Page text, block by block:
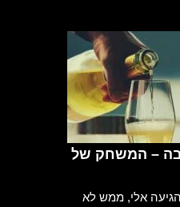
– המשחק של
אלי, ממש לא